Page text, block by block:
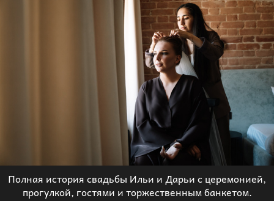
Полная история свадьбы Ильи и Дарьи с церемонией,
прогулкой, гостями и торжественным банкетом.